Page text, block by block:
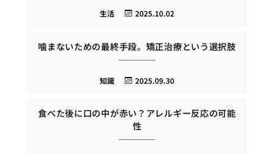
2025.10.02
生活
噛まないための最終手段。矯正治療という選択肢
2025.09.30
知識
食べた後に口の中が赤い？アレルギー反応の可能
性